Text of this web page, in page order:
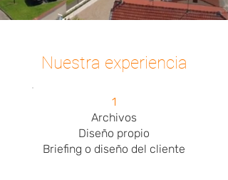
Nuestra experiencia
1
Archivos
Diseño propio
Briefing o diseño del cliente